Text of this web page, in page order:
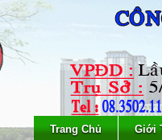
Trang Chủ Giới